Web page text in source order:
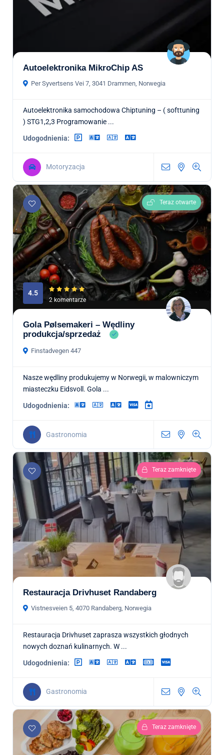
Autoelektronika MikroChip AS
Per Syvertsens Vei 7, 3041 Drammen, Norwegia
Autoelektronika samochodowa Chiptuning – ( softtuning
) STG1,2,3 Programowanie ...
Udogodnienia:
Motoryzacja
Teraz otwarte
4.5
2 komentarze
Gola Pølsemakeri – Wędliny
produkcja/sprzedaż
Finstadvegen 447
Nasze wędliny produkujemy w Norwegii, w malowniczym
miasteczku Eidsvoll. Gola ...
Udogodnienia:
Gastronomia
Teraz zamknięte
Restauracja Drivhuset Randaberg
Vistnesveien 5, 4070 Randaberg, Norwegia
Restauracja Drivhuset zaprasza wszystkich głodnych
nowych doznań kulinarnych. W ...
Udogodnienia:
Gastronomia
Teraz zamknięte